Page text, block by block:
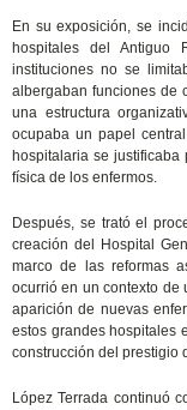
En su exposición, se
hospitales del Antiguo
instituciones no se
albergaban funciones de
una estructura
ocupaba un papel
hospitalaria se
física de los enfermos.
Después, se trató el
creación del Hospital
marco de las reformas
ocurrió en un contexto de
aparición de nuevas
estos grandes hospitales
construcción del prestigio
López Terrada continuó